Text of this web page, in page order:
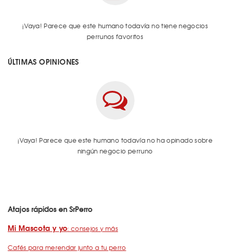
¡Vaya! Parece que este humano todavía no tiene negocios
perrunos favoritos
ÚLTIMAS OPINIONES
¡Vaya! Parece que este humano todavía no ha opinado sobre
ningún negocio perruno
Atajos rápidos en SrPerro
Mi Mascota y yo: consejos y más
Cafés para merendar junto a tu perro